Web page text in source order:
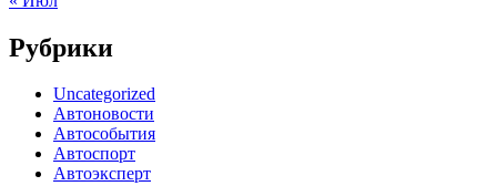
Рубрики
Uncategorized
Автоновости
Автособытия
Автоспорт
Автоэксперт